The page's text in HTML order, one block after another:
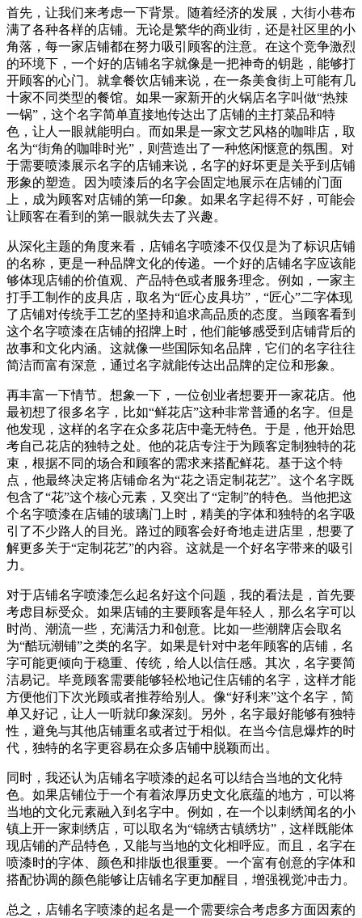
首先，让我们来考虑一下背景。随着经济的发展，大街小巷布
满了各种各样的店铺。无论是繁华的商业街，还是社区里的小
角落，每一家店铺都在努力吸引顾客的注意。在这个竞争激烈
的环境下，一个好的店铺名字就像是一把神奇的钥匙，能够打
开顾客的心门。就拿餐饮店铺来说，在一条美食街上可能有几
十家不同类型的餐馆。如果一家新开的火锅店名字叫做“热辣
一锅”，这个名字简单直接地传达出了店铺的主打菜品和特
色，让人一眼就能明白。而如果是一家文艺风格的咖啡店，取
名为“街角的咖啡时光”，则营造出了一种悠闲惬意的氛围。对
于需要喷漆展示名字的店铺来说，名字的好坏更是关乎到店铺
形象的塑造。因为喷漆后的名字会固定地展示在店铺的门面
上，成为顾客对店铺的第一印象。如果名字起得不好，可能会
让顾客在看到的第一眼就失去了兴趣。
从深化主题的角度来看，店铺名字喷漆不仅仅是为了标识店铺
的名称，更是一种品牌文化的传递。一个好的店铺名字应该能
够体现店铺的价值观、产品特色或者服务理念。例如，一家主
打手工制作的皮具店，取名为“匠心皮具坊”，“匠心”二字体现
了店铺对传统手工艺的坚持和追求高品质的态度。当顾客看到
这个名字喷漆在店铺的招牌上时，他们能够感受到店铺背后的
故事和文化内涵。这就像一些国际知名品牌，它们的名字往往
简洁而富有深意，通过名字就能传达出品牌的定位和形象。
再丰富一下情节。想象一下，一位创业者想要开一家花店。他
最初想了很多名字，比如“鲜花店”这种非常普通的名字。但是
他发现，这样的名字在众多花店中毫无特色。于是，他开始思
考自己花店的独特之处。他的花店专注于为顾客定制独特的花
束，根据不同的场合和顾客的需求来搭配鲜花。基于这个特
点，他最终决定将店铺命名为“花之语定制花艺”。这个名字既
包含了“花”这个核心元素，又突出了“定制”的特色。当他把这
个名字喷漆在店铺的玻璃门上时，精美的字体和独特的名字吸
引了不少路人的目光。路过的顾客会好奇地走进店里，想要了
解更多关于“定制花艺”的内容。这就是一个好名字带来的吸引
力。
对于店铺名字喷漆怎么起名好这个问题，我的看法是，首先要
考虑目标受众。如果店铺的主要顾客是年轻人，那么名字可以
时尚、潮流一些，充满活力和创意。比如一些潮牌店会取名
为“酷玩潮铺”之类的名字。如果是针对中老年顾客的店铺，名
字可能更倾向于稳重、传统，给人以信任感。其次，名字要简
洁易记。毕竟顾客需要能够轻松地记住店铺的名字，这样才能
方便他们下次光顾或者推荐给别人。像“好利来”这个名字，简
单又好记，让人一听就印象深刻。另外，名字最好能够有独特
性，避免与其他店铺重名或者过于相似。在当今信息爆炸的时
代，独特的名字更容易在众多店铺中脱颖而出。
同时，我还认为店铺名字喷漆的起名可以结合当地的文化特
色。如果店铺位于一个有着浓厚历史文化底蕴的地方，可以将
当地的文化元素融入到名字中。例如，在一个以刺绣闻名的小
镇上开一家刺绣店，可以取名为“锦绣古镇绣坊”，这样既能体
现店铺的产品特色，又能与当地的文化相呼应。而且，名字在
喷漆时的字体、颜色和排版也很重要。一个富有创意的字体和
搭配协调的颜色能够让店铺名字更加醒目，增强视觉冲击力。
总之，店铺名字喷漆的起名是一个需要综合考虑多方面因素的